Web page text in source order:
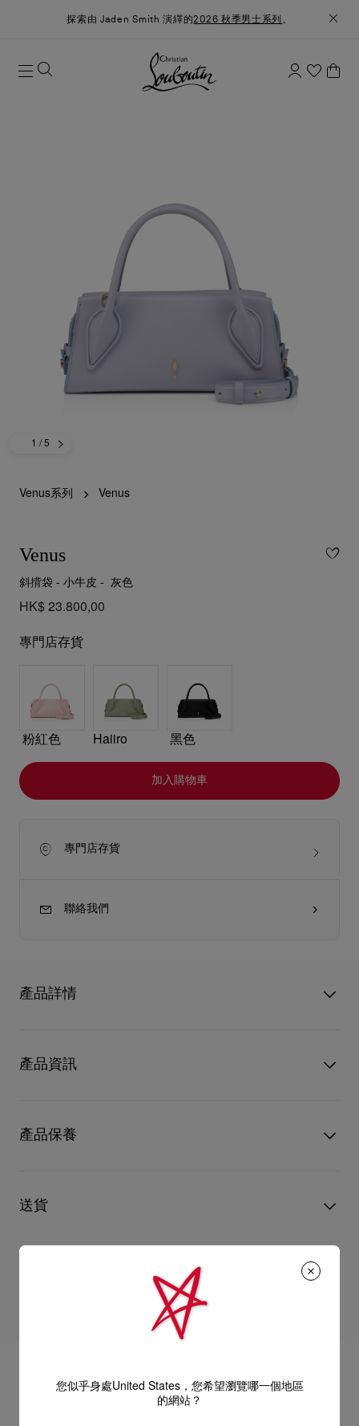
探索由 Jaden Smith 演繹的2026 秋季男士系列 。
1 / 5
Venus系列 Venus
Venus
斜揹袋 - 小牛皮 - 灰色
HK$ 23.800,00
專門店存貨
粉紅色 Haiiro 黑色
加入購物車
專門店存貨
聯絡我們
產品詳情
揹袋以Jumbo Grey灰色Cordia小牛皮製造，配以管狀弧形手挽和
模仿經典Miss Z高跟鞋鞋底的固定片，袋面則以呼應標誌性鞋底
- 拉鏈袋口
產品資訊
顏色
灰色
物料
小牛皮
產品保養
革產品需要深層清潔或保養護理，我們也能為盡應所需，確保您
心儀的設計耐用經年。 請小心護理閃亮皮革產品，以免品質受
送貨
以 DHL Express 運送 - 送貨時間：3至 4個工作天
部分地區可能需要額外送貨時間。
估計送貨時間按照加快處理訂單計算。
送貨日期起計30天內可以免費退換。
換貨視乎產品存貨而定，請聯絡客戶服務專員。
如需更多資訊，瀏覽退貨政策。
您似乎身處United States，您希望瀏覽哪一個地區
的網站？